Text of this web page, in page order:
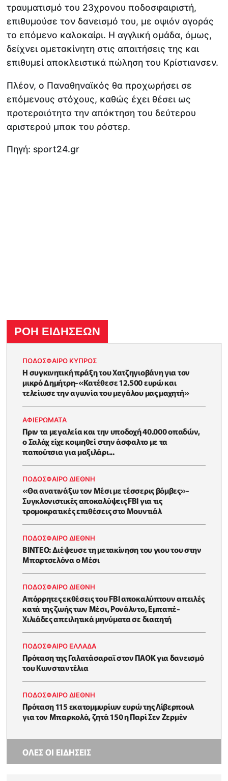
τραυματισμό του 23χρονου ποδοσφαιριστή,
επιθυμούσε τον δανεισμό του, με οψιόν αγοράς
το επόμενο καλοκαίρι. Η αγγλική ομάδα, όμως,
δείχνει αμετακίνητη στις απαιτήσεις της και
επιθυμεί αποκλειστικά πώληση του Κρίστιανσεν.
Πλέον, ο Παναθηναϊκός θα προχωρήσει σε
επόμενους στόχους, καθώς έχει θέσει ως
προτεραιότητα την απόκτηση του δεύτερου
αριστερού μπακ του ρόστερ.
Πηγή: sport24.gr
ΡΟΗ ΕΙΔΗΣΕΩΝ
ΠΟΔΟΣΦΑΙΡΟ ΚΥΠΡΟΣ
Η συγκινητική πράξη του Χατζηγιοβάνη για τον
μικρό Δημήτρη-«Κατέθεσε 12.500 ευρώ και
τελείωσε την αγωνία του μεγάλου μας μαχητή»
ΑΦΙΕΡΩΜΑΤΑ
Πριν τα μεγαλεία και την υποδοχή 40.000 οπαδών,
ο Σαλάχ είχε κοιμηθεί στην άσφαλτο με τα
παπούτσια για μαξιλάρι...
ΠΟΔΟΣΦΑΙΡΟ ΔΙΕΘΝΗ
«Θα ανατινάξω τον Μέσι με τέσσερις βόμβες»-
Συγκλονιστικές αποκαλύψεις FBI για τις
τρομοκρατικές επιθέσεις στο Μουντιάλ
ΠΟΔΟΣΦΑΙΡΟ ΔΙΕΘΝΗ
BINTEO: Διέψευσε τη μετακίνηση του γιου του στην
Μπαρτσελόνα ο Μέσι
ΠΟΔΟΣΦΑΙΡΟ ΔΙΕΘΝΗ
Απόρρητες εκθέσεις του FBI αποκαλύπτουν απειλές
κατά της ζωής των Μέσι, Ρονάλντο, Εμπαπέ-
Χιλιάδες απειλητικά μηνύματα σε διαιτητή
ΠΟΔΟΣΦΑΙΡΟ ΕΛΛΑΔΑ
Πρόταση της Γαλατάσαραϊ στον ΠΑΟΚ για δανεισμό
του Κωνσταντέλια
ΠΟΔΟΣΦΑΙΡΟ ΔΙΕΘΝΗ
Πρόταση 115 εκατομμυρίων ευρώ της Λίβερπουλ
για τον Μπαρκολά, ζητά 150 η Παρί Σεν Ζερμέν
ΟΛΕΣ ΟΙ ΕΙΔΗΣΕΙΣ